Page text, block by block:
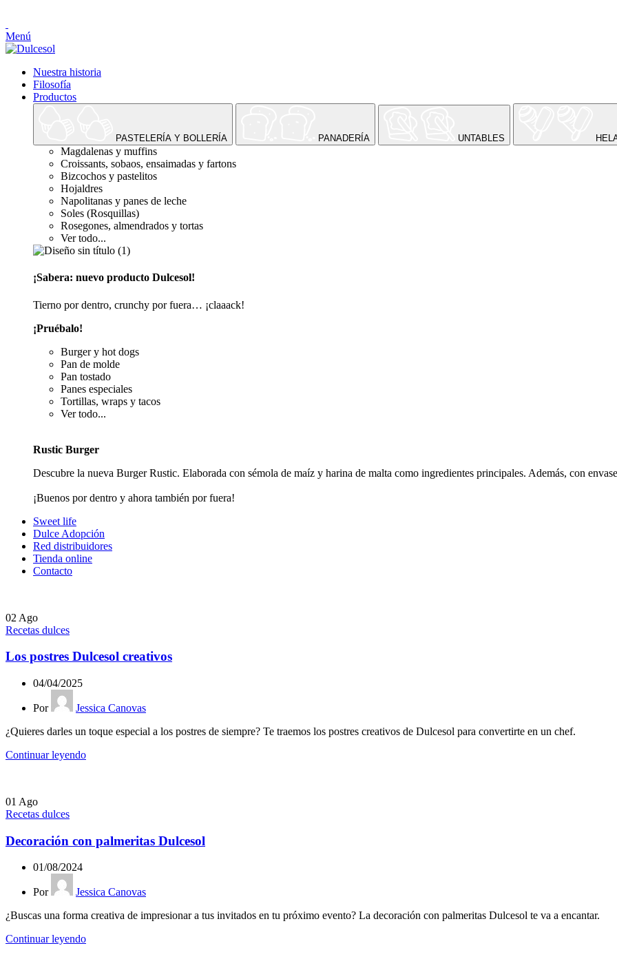
Menú
Nuestra historia
Filosofía
Productos
PASTELERÍA Y BOLLERÍA PANADERÍA UNTABLES
Magdalenas y muffins
Croissants, sobaos, ensaimadas y fartons
Bizcochos y pastelitos
Hojaldres
Napolitanas y panes de leche
Soles (Rosquillas)
Rosegones, almendrados y tortas
Ver todo...
¡Sabera: nuevo producto Dulcesol!
Tierno por dentro, crunchy por fuera… ¡claaack!
¡Pruébalo!
Burger y hot dogs
Pan de molde
Pan tostado
Panes especiales
Tortillas, wraps y tacos
Ver todo...
Rustic Burger
Descubre la nueva Burger Rustic. Elaborada con sémola de maíz y harina de malta como ingredientes principales. Además, con
¡Buenos por dentro y ahora también por fuera!
Sweet life
Dulce Adopción
Red distribuidores
Tienda online
Contacto
02 Ago
Recetas dulces
Los postres Dulcesol creativos
04/04/2025
Por
Jessica Canovas
¿Quieres darles un toque especial a los postres de siempre? Te traemos los postres creativos de Dulcesol para convertirte en un chef.
Continuar leyendo
01 Ago
Recetas dulces
Decoración con palmeritas Dulcesol
01/08/2024
Por
Jessica Canovas
¿Buscas una forma creativa de impresionar a tus invitados en tu próximo evento? La decoración con palmeritas Dulcesol te va a encantar.
Continuar leyendo